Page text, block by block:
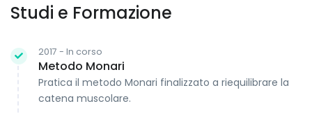
Studi e Formazione
2017 - In corso
Metodo Monari
Pratica il metodo Monari finalizzato a riequilibrare la
catena muscolare.